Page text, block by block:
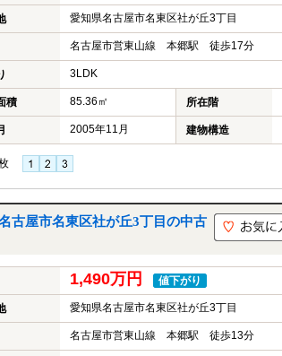
愛知県名古屋市名東区社が丘3丁目
名古屋市営東山線 本郷駅 徒歩17分
3LDK
積 85.36㎡ 所在階
2005年11月 建物構造
古屋市名東区社が丘3丁目の中古
1,490万円 値下がり
愛知県名古屋市名東区社が丘3丁目
名古屋市営東山線 本郷駅 徒歩13分